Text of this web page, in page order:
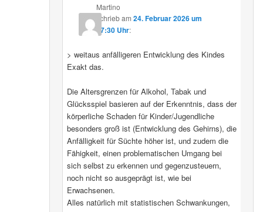
Martino
schriebam 24. Februar 2026 um
07:30 Uhr:
> weitaus anfälligeren Entwicklung des Kindes
Exakt das.
Die Altersgrenzen für Alkohol, Tabak und
Glücksspiel basieren auf der Erkenntnis, dass der
körperliche Schaden für Kinder/Jugendliche
besonders groß ist (Entwicklung des Gehirns), die
Anfälligkeit für Süchte höher ist, und zudem die
Fähigkeit, einen problematischen Umgang bei
sich selbst zu erkennen und gegenzusteuern,
noch nicht so ausgeprägt ist, wie bei
Erwachsenen.
Alles natürlich mit statistischen Schwankungen,